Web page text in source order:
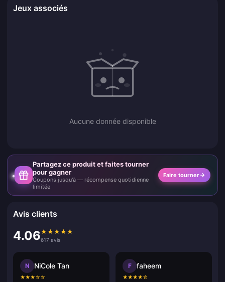
Jeux associés
Aucune donnée disponible
Partagez ce produit et faites tourner
pour gagner
Coupons jusqu'à — récompense quotidienne
limitée
Faire tourner
Avis clients
4.06★ ★ ★ ★ ★
617 avis
N NiCole Tan
★★★☆☆
F faheem
★★★★☆